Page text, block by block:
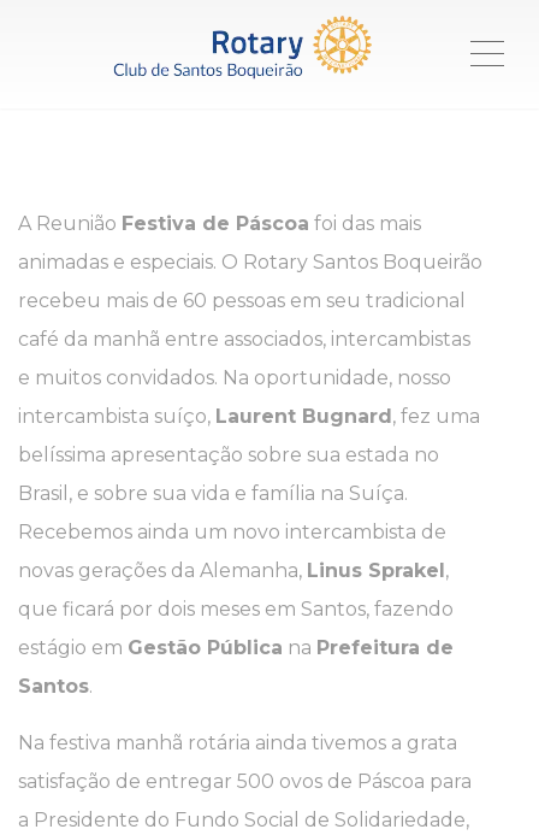
A Reunião Festiva de Páscoa foi das mais
animadas e especiais. O Rotary Santos Boqueirão
recebeu mais de 60 pessoas em seu tradicional
café da manhã entre associados, intercambistas
e muitos convidados. Na oportunidade, nosso
intercambista suíço, Laurent Bugnard, fez uma
belíssima apresentação sobre sua estada no
Brasil, e sobre sua vida e família na Suíça.
Recebemos ainda um novo intercambista de
novas gerações da Alemanha, Linus Sprakel,
que ficará por dois meses em Santos, fazendo
estágio em Gestão Pública na Prefeitura de
Santos.
Na festiva manhã rotária ainda tivemos a grata
satisfação de entregar 500 ovos de Páscoa para
a Presidente do Fundo Social de Solidariedade,